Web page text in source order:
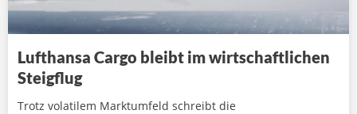
Lufthansa Cargo bleibt im wirtschaftlichen
Steigflug
Trotz volatilem Marktumfeld schreibt die